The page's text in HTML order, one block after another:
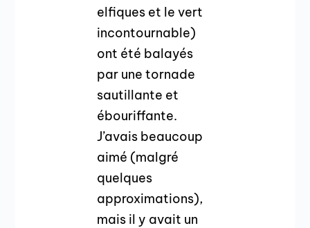
elfiques et le vert
incontournable)
ont été balayés
par une tornade
sautillante et
ébouriffante.
J’avais beaucoup
aimé (malgré
quelques
approximations),
mais il y avait un